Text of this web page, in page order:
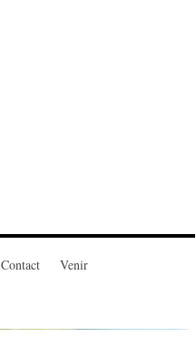
Contact Venir